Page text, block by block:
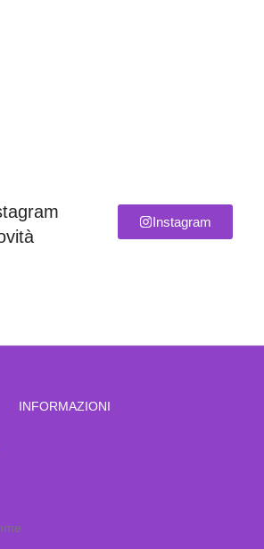
Instagram
INFORMAZIONI